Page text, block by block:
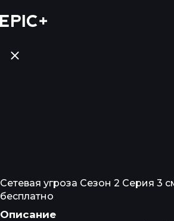
Сетевая угроза Сезон 2 Серия 3
бесплатно
Описание